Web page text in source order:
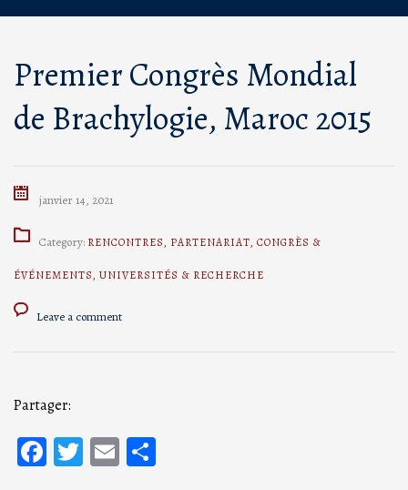
Premier Congrès Mondial
de Brachylogie, Maroc 2015
janvier 14, 2021
Category: RENCONTRES, PARTENARIAT, CONGRÈS &
ÉVÉNEMENTS, UNIVERSITÉS & RECHERCHE
Leave a comment
Partager:
Facebook
Twitter
Email